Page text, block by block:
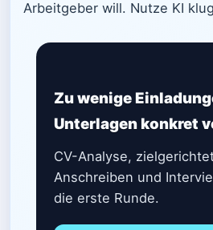
Arbeitgeber will. Nutze KI
Zu wenige
Unterlagen konkret
CV-Analyse,
Anschreiben und
die erste Runde.